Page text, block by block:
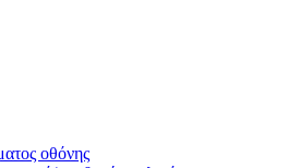
οθόνης